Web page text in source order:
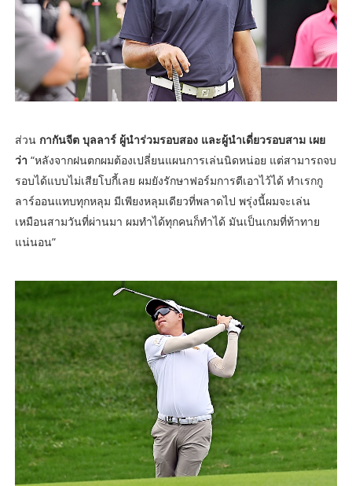
ส่วน กากันจีต บุลลาร์ ผู้นำร่วมรอบสอง และผู้นำเดี่ยวรอบสาม เผย
ว่า “หลังจากฝนตกผมต้องเปลี่ยนแผนการเล่นนิดหน่อย แต่สามารถจบ
รอบได้แบบไม่เสียโบกี้เลย ผมยังรักษาฟอร์มการตีเอาไว้ได้ ทำเรกกู
ลาร์ออนแทบทุกหลุม มีเพียงหลุมเดียวที่พลาดไป พรุ่งนี้ผมจะเล่น
เหมือนสามวันที่ผ่านมา ผมทำได้ทุกคนก็ทำได้ มันเป็นเกมที่ท้าทาย
แน่นอน”